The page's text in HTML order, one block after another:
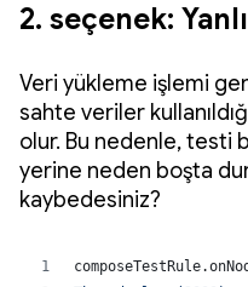
2. seçenek:
Veri yükleme işlemi
sahte veriler
olur. Bu nedenle, testi
yerine neden boşta
kaybedesiniz?